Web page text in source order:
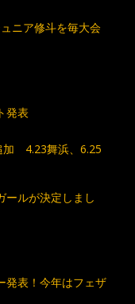
ニア修斗を毎大会
発表
加 4.23舞浜、6.25
ールが決定しまし
発表！今年はフェザ